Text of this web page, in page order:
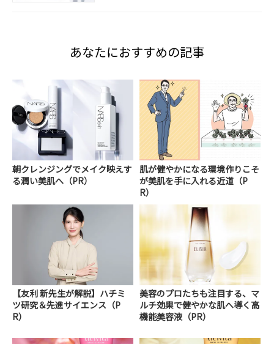
あなたにおすすめの記事
朝クレンジングでメイク映えす
る潤い美肌へ（PR）
肌が健やかになる環境作りこそ
が美肌を手に入れる近道（P
R）
【友利 新先生が解説】ハチミ
ツ研究＆先進サイエンス（P
R）
美容のプロたちも注目する、マ
ルチ効果で健やかな肌へ導く高
機能美容液（PR）